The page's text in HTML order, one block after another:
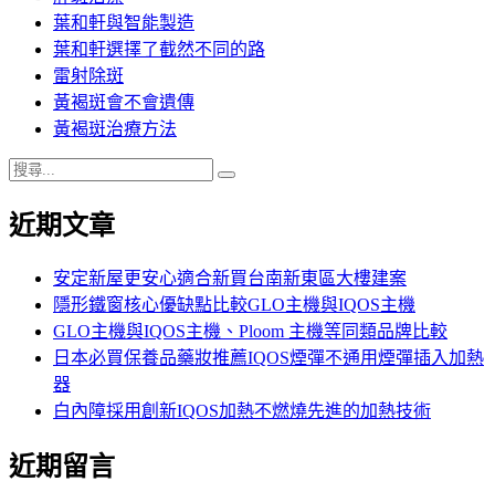
葉和軒與智能製造
葉和軒選擇了截然不同的路
雷射除斑
黃褐斑會不會遺傳
黃褐斑治療方法
搜
關
近期文章
安定新屋更安心適合新買台南新東區大樓建案
隱形鐵窗核心優缺點比較GLO主機與IQOS主機
GLO主機與IQOS主機、Ploom 主機等同類品牌比較
日本必買保養品藥妝推薦IQOS煙彈不通用煙彈插入加熱
器
白內障採用創新IQOS加熱不燃燒先進的加熱技術
近期留言